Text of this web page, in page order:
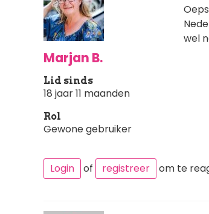
Marjan B.
Lid sinds
18 jaar 11 maanden
Rol
Gewone gebruiker
wel
Login of registreer om te